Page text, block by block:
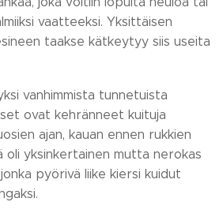
vaatteeksi. Yksittäisen
taakse kätkeytyy siis useita
vanhimmista tunnetuista
ovat kehränneet kuituja
ajan, kauan ennen rukkien
oli yksinkertainen mutta nerokas
pyörivä liike kiersi kuidut